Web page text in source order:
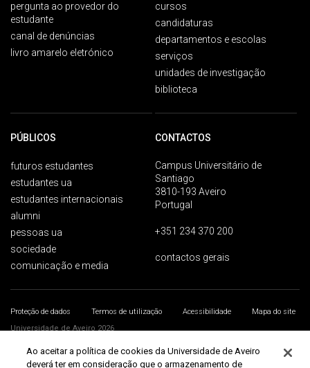
pergunta ao provedor do
estudante
canal de denúncias
livro amarelo eletrónico
cursos
candidaturas
departamentos e escolas
serviços
unidades de investigação
biblioteca
PÚBLICOS
futuros estudantes
estudantes ua
estudantes internacionais
alumni
pessoas ua
sociedade
comunicação e media
CONTACTOS
Campus Universitário de
Santiago
3810-193 Aveiro
Portugal
+351 234 370 200
contactos gerais
Proteção de dados Termos de utilização Acessibilidade
Mapa do site
Universidade de Aveiro 2026
Ao aceitar a política de cookies da Universidade de Aveiro
deverá ter em consideração que o armazenamento de